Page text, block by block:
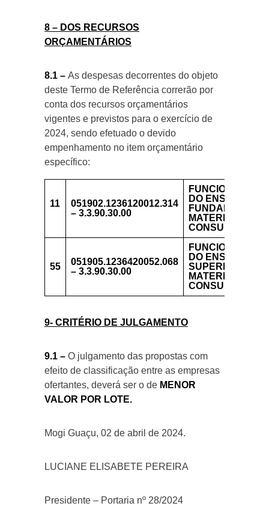
8 – DOS RECURSOS
ORÇAMENTÁRIOS
8.1 – As despesas decorrentes do objeto
deste Termo de Referência correrão por
conta dos recursos orçamentários
vigentes e previstos para o exercício de
2024, sendo efetuado o devido
empenhamento no item orçamentário
específico:
11
051902.1236120012.314
– 3.3.90.30.00
DO ENSINO
FUNDAMENTAL
MATERIAL DE
CONSUMO
55
051905.1236420052.068
– 3.3.90.30.00
DO ENSINO
SUPERIOR
MATERIAL DE
CONSUMO
9- CRITÉRIO DE JULGAMENTO
9.1 – O julgamento das propostas com
efeito de classificação entre as empresas
ofertantes, deverá ser o de MENOR
VALOR POR LOTE.
Mogi Guaçu, 02 de abril de 2024.
LUCIANE ELISABETE PEREIRA
Presidente – Portaria nº 28/2024